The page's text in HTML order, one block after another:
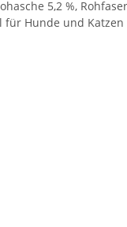
5,2 %,
für Hunde und Katzen